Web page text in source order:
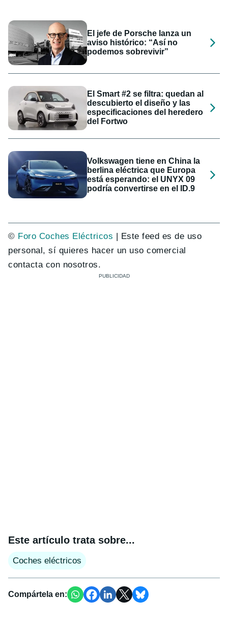
El jefe de Porsche lanza un
aviso histórico: “Así no
podemos sobrevivir”
El Smart #2 se filtra: quedan al
descubierto el diseño y las
especificaciones del heredero
del Fortwo
Volkswagen tiene en China la
berlina eléctrica que Europa
está esperando: el UNYX 09
podría convertirse en el ID.9
© Foro Coches Eléctricos | Este feed es de uso
personal, sí quieres hacer un uso comercial
contacta con nosotros.
Este artículo trata sobre...
Coches eléctricos
Compártela en: